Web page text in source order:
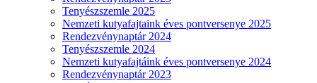
Tenyészszemle 2025
Nemzeti kutyafajtaink éves pontversenye 2025
Rendezvénynaptár 2024
Tenyészszemle 2024
Nemzeti kutyafajtáink éves pontversenye 2024
Rendezvénynaptár 2023